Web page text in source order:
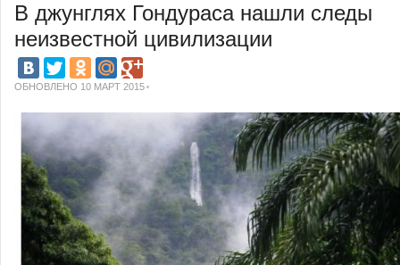
В джунглях Гондураса нашли следы
неизвестной цивилизации
ОБНОВЛЕНО 10 МАРТ 2015